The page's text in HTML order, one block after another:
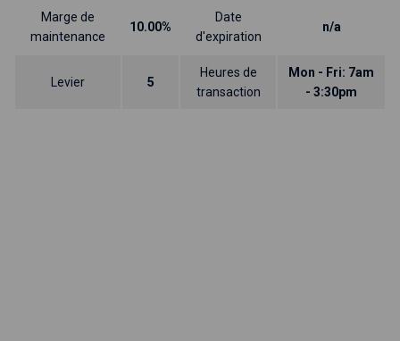
Marge de
maintenance
10.00%
Date
d'expiration
n/a
Levier 5
Heures de
transaction
Mon - Fri: 7am
- 3:30pm